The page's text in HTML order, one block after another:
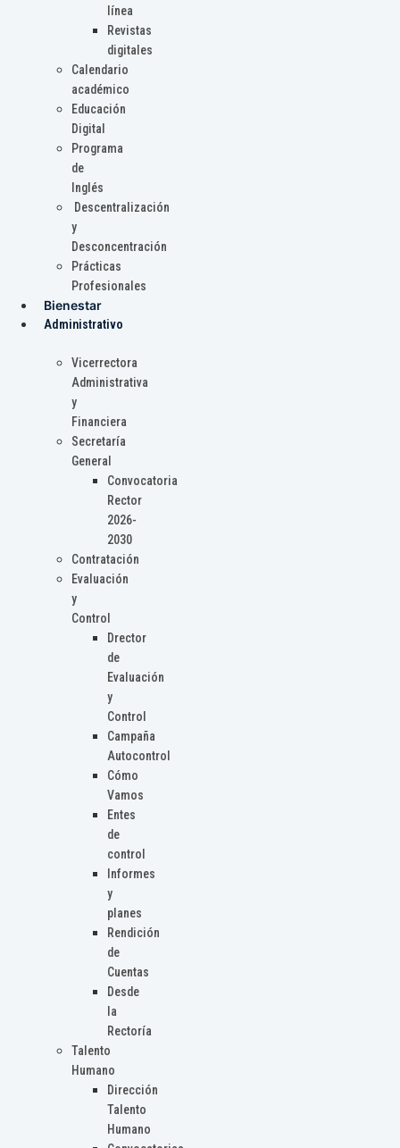
línea
Revistas
digitales
Calendario
académico
Educación
Digital
Programa
de
Inglés
Descentralización
y
Desconcentración
Prácticas
Profesionales
Bienestar
Administrativo
Vicerrectora
Administrativa
y
Financiera
Secretaría
General
Convocatoria
Rector
2026-
2030
Contratación
Evaluación
y
Control
Drector
de
Evaluación
y
Control
Campaña
Autocontrol
Cómo
Vamos
Entes
de
control
Informes
y
planes
Rendición
de
Cuentas
Desde
la
Rectoría
Talento
Humano
Dirección
Talento
Humano